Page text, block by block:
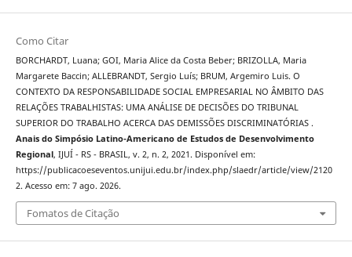
Como Citar
BORCHARDT, Luana; GOI, Maria Alice da Costa Beber; BRIZOLLA, Maria
Margarete Baccin; ALLEBRANDT, Sergio Luís; BRUM, Argemiro Luis. O
CONTEXTO DA RESPONSABILIDADE SOCIAL EMPRESARIAL NO ÂMBITO DAS
RELAÇÕES TRABALHISTAS: UMA ANÁLISE DE DECISÕES DO TRIBUNAL
SUPERIOR DO TRABALHO ACERCA DAS DEMISSÕES DISCRIMINATÓRIAS .
Anais do Simpósio Latino-Americano de Estudos de Desenvolvimento
Regional, IJUÍ - RS - BRASIL, v. 2, n. 2, 2021. Disponível em:
https://publicacoeseventos.unijui.edu.br/index.php/slaedr/article/view/2120
2. Acesso em: 7 ago. 2026.
Fomatos de Citação